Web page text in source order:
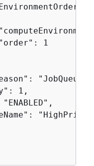
1
"JobQueue
1,